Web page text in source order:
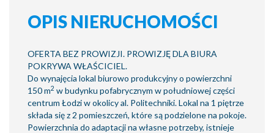
OPIS NIERUCHOMOŚCI
OFERTA BEZ PROWIZJI. PROWIZJĘ DLA BIURA
POKRYWA WŁAŚCICIEL.
Do wynajęcia lokal biurowo produkcyjny o powierzchni
150 m2 w budynku pofabrycznym w południowej części
centrum Łodzi w okolicy al. Politechniki. Lokal na 1 piętrze
składa się z 2 pomieszczeń, które są podzielone na pokoje.
Powierzchnia do adaptacji na własne potrzeby, istnieje